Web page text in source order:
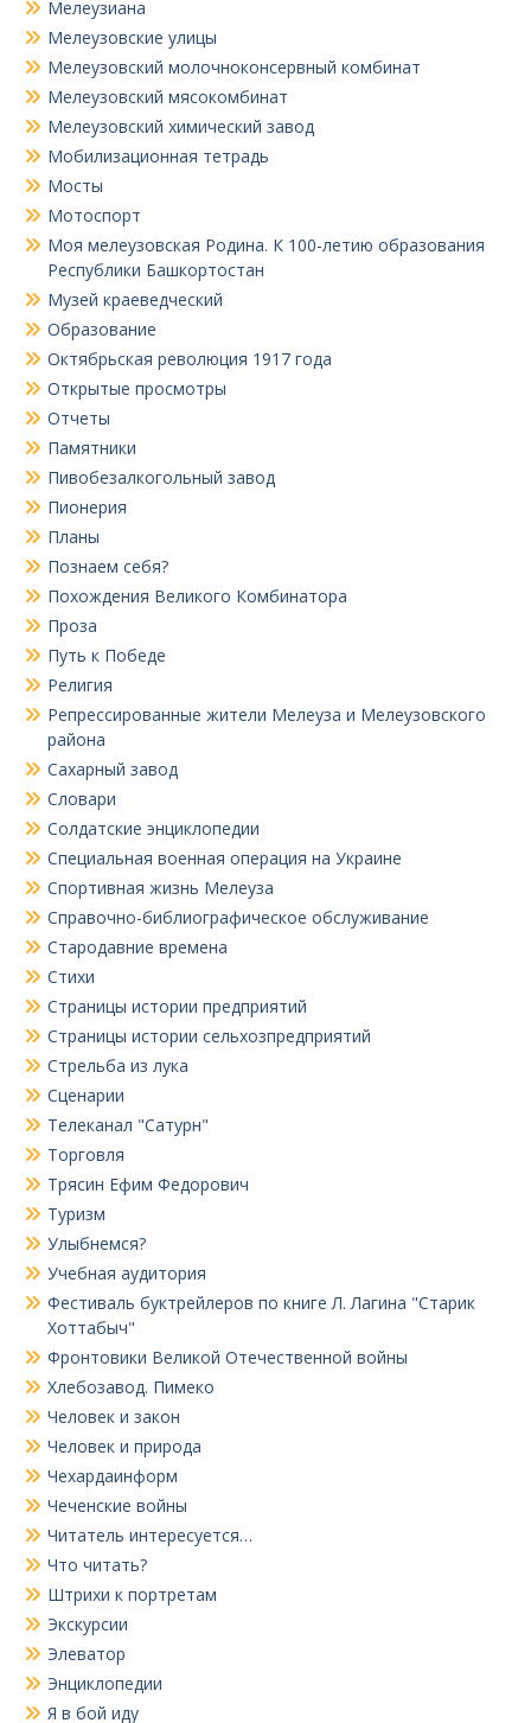
Мелеузиана
Мелеузовские улицы
Мелеузовский молочноконсервный комбинат
Мелеузовский мясокомбинат
Мелеузовский химический завод
Мобилизационная тетрадь
Мосты
Мотоспорт
Моя мелеузовская Родина. К 100-летию образования
Республики Башкортостан
Музей краеведческий
Образование
Октябрьская революция 1917 года
Открытые просмотры
Отчеты
Памятники
Пивобезалкогольный завод
Пионерия
Планы
Познаем себя?
Похождения Великого Комбинатора
Проза
Путь к Победе
Религия
Репрессированные жители Мелеуза и Мелеузовского
района
Сахарный завод
Словари
Солдатские энциклопедии
Специальная военная операция на Украине
Спортивная жизнь Мелеуза
Справочно-библиографическое обслуживание
Стародавние времена
Стихи
Страницы истории предприятий
Страницы истории сельхозпредприятий
Стрельба из лука
Сценарии
Телеканал "Сатурн"
Торговля
Трясин Ефим Федорович
Туризм
Улыбнемся?
Учебная аудитория
Фестиваль буктрейлеров по книге Л. Лагина "Старик
Хоттабыч"
Фронтовики Великой Отечественной войны
Хлебозавод. Пимеко
Человек и закон
Человек и природа
Чехардаинформ
Чеченские войны
Читатель интересуется…
Что читать?
Штрихи к портретам
Экскурсии
Элеватор
Энциклопедии
Я в бой иду